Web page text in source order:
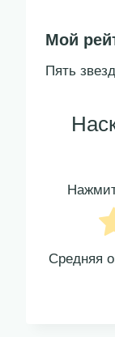
Мой
Пять
Средняя